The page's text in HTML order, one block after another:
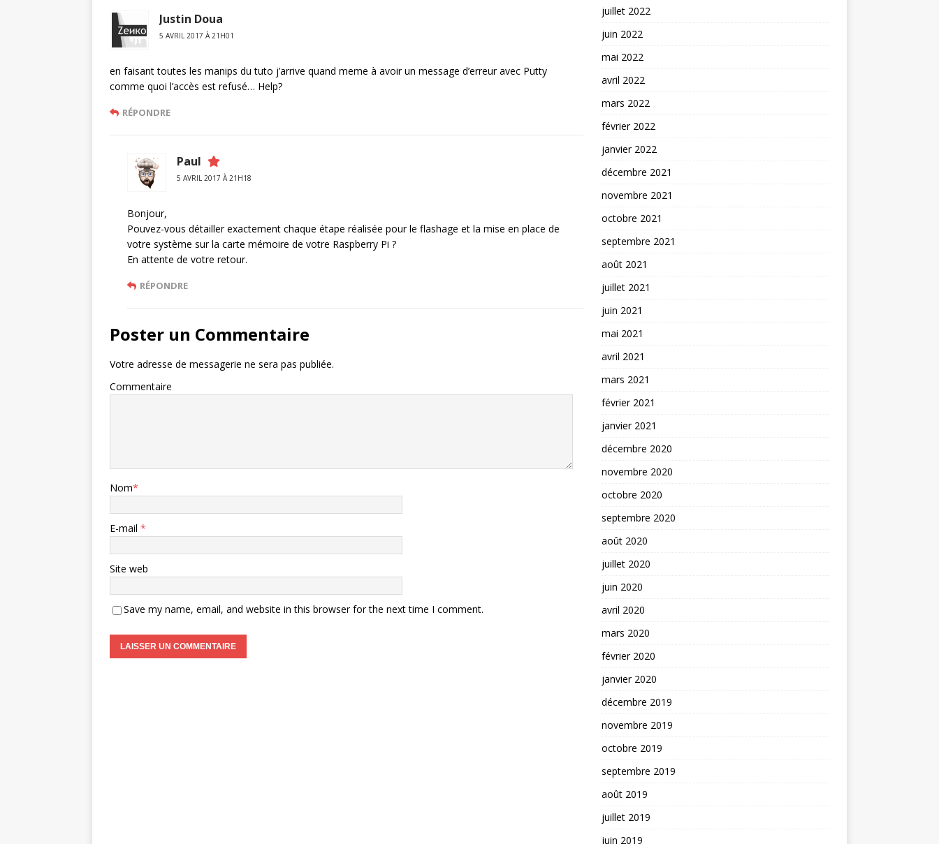
Justin Doua
5 AVRIL 2017 À 21H01
en faisant toutes les manips du tuto j’arrive quand meme à avoir un message d’erreur avec Putty
comme quoi l’accès est refusé… Help?
RÉPONDRE
Paul
5 AVRIL 2017 À 21H18
Bonjour,
Pouvez-vous détailler exactement chaque étape réalisée pour le flashage et la mise en place de
votre système sur la carte mémoire de votre Raspberry Pi ?
En attente de votre retour.
RÉPONDRE
Poster un Commentaire
Votre adresse de messagerie ne sera pas publiée.
Commentaire
Nom*
E-mail *
Site web
Save my name, email, and website in this browser for the next time I comment.
juillet 2022
juin 2022
mai 2022
avril 2022
mars 2022
février 2022
janvier 2022
décembre 2021
novembre 2021
octobre 2021
septembre 2021
août 2021
juillet 2021
juin 2021
mai 2021
avril 2021
mars 2021
février 2021
janvier 2021
décembre 2020
novembre 2020
octobre 2020
septembre 2020
août 2020
juillet 2020
juin 2020
avril 2020
mars 2020
février 2020
janvier 2020
décembre 2019
novembre 2019
octobre 2019
septembre 2019
août 2019
juillet 2019
juin 2019